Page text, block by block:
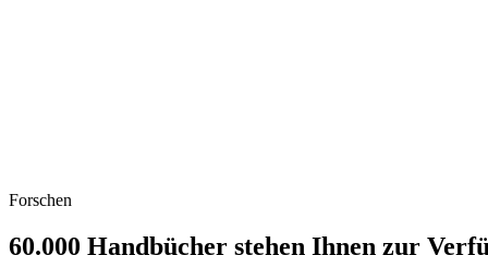
Forschen
60.000 Handbücher stehen Ihnen zur